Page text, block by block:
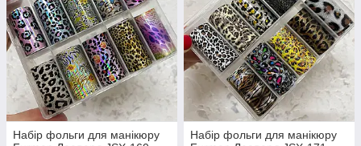
Набір фольги для манікюру
Набір фольги для манікюру